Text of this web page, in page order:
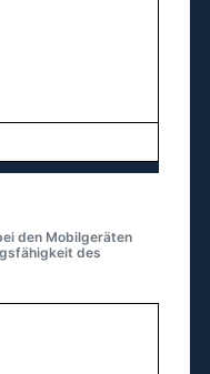
den Mobilgeräten
des